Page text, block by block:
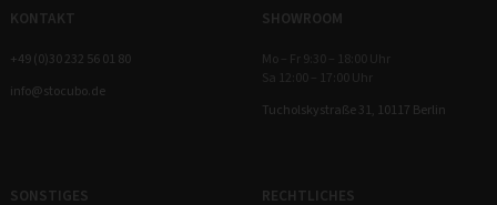
KONTAKT
+49 (0)30 232 56 01 80
info@stocubo.de
SHOWROOM
Mo – Fr 9:30 – 18:00 Uhr
Sa 12:00 – 17:00 Uhr
Tucholskystraße 31, 10117 Berlin
SONSTIGES RECHTLICHES